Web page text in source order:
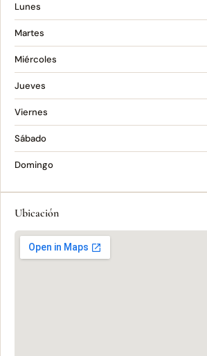
Lunes
Martes
Miércoles
Jueves
Viernes
Sábado
Domingo
Ubicación